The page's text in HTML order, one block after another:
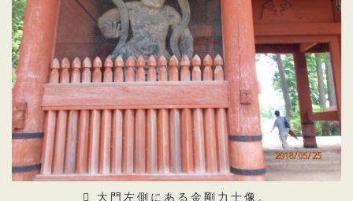
大門左側にある金剛力士像。